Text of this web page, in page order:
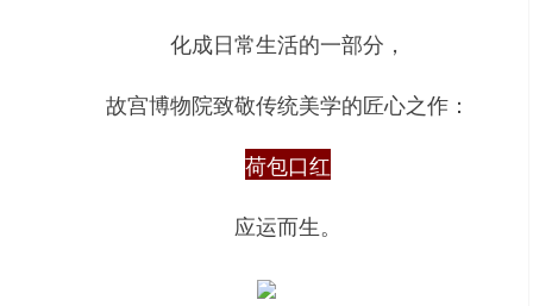
化成日常生活的一部分，
故宫博物院致敬传统美学的匠心之作：
荷包口红
应运而生。